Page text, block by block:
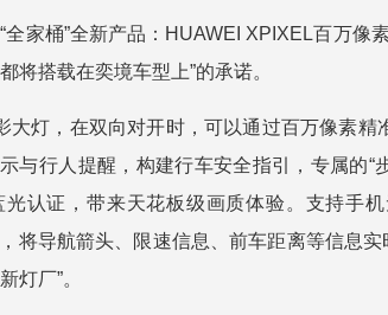
家桶”全新产品：HUAWEI XPIXEL百万
将搭载在奕境车型上”的承诺。
大灯，在双向对开时，可以通过百万像素
与行人提醒，构建行车安全指引，专属的
认证，带来天花板级画质体验。支持手
将导航箭头、限速信息、前车距离等信息
灯厂”。